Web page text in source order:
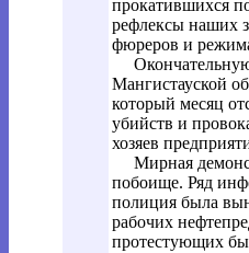
прокатившихся
рефлексы наших
фюреров и
Окончательную
Мангистауской
который месяц
убийств и
хозяев
Мирная
побоище. Ряд
полиция была
рабочих
протестующих